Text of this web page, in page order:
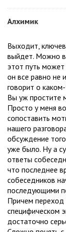
Алхимик
Выходит,
выйдет. Можно
этот путь может
он все равно не
говорит о
Вы уж простите
Просто у меня
сопоставить
нашего
обсуждение
уже было. Ну а
ответы
что последнее
собеседников
последующими
Причем переход
специфическом
достаточно